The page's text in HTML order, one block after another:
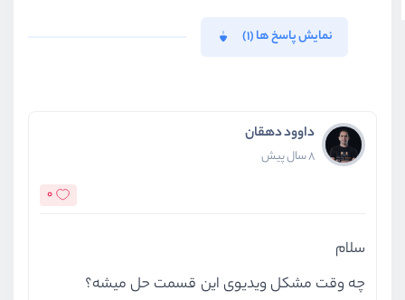
نمایش پاسخ ها (1)
داوود دهقان
8 سال پیش
0
سلام
چه وقت مشکل ویدیوی این قسمت حل میشه؟